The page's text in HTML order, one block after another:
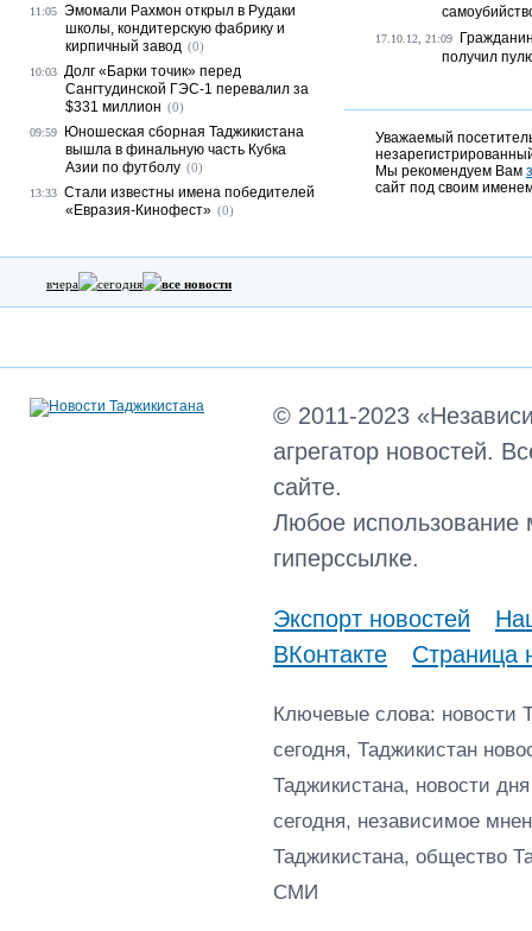
17.10.12, 21:09
получил
Уважаемый
Мы рекомендуем Вам
сайт под своим
11:05 Эмомали Рахмон открыл в Рудаки
школы, кондитерскую фабрику и
кирпичный завод (0)
10:03 Долг «Барки точик» перед
Сангтудинской ГЭС-1 перевалил за
$331 миллион (0)
09:59
Юношеская сборная Таджикистана
вышла в финальную часть Кубка
Азии по футболу (0)
13:33 Стали известны имена победителей
«Евразия-Кинофест» (0)
вчера сегодня все новости
© 2011-2023
агрегатор новостей.
сайте.
Любое использование
гиперссылке.
Экспорт новостей
ВКонтакте
Страница
Ключевые слова: новости
сегодня, Таджикистан
Таджикистана, новости
сегодня, независимое
Таджикистана, общество
СМИ